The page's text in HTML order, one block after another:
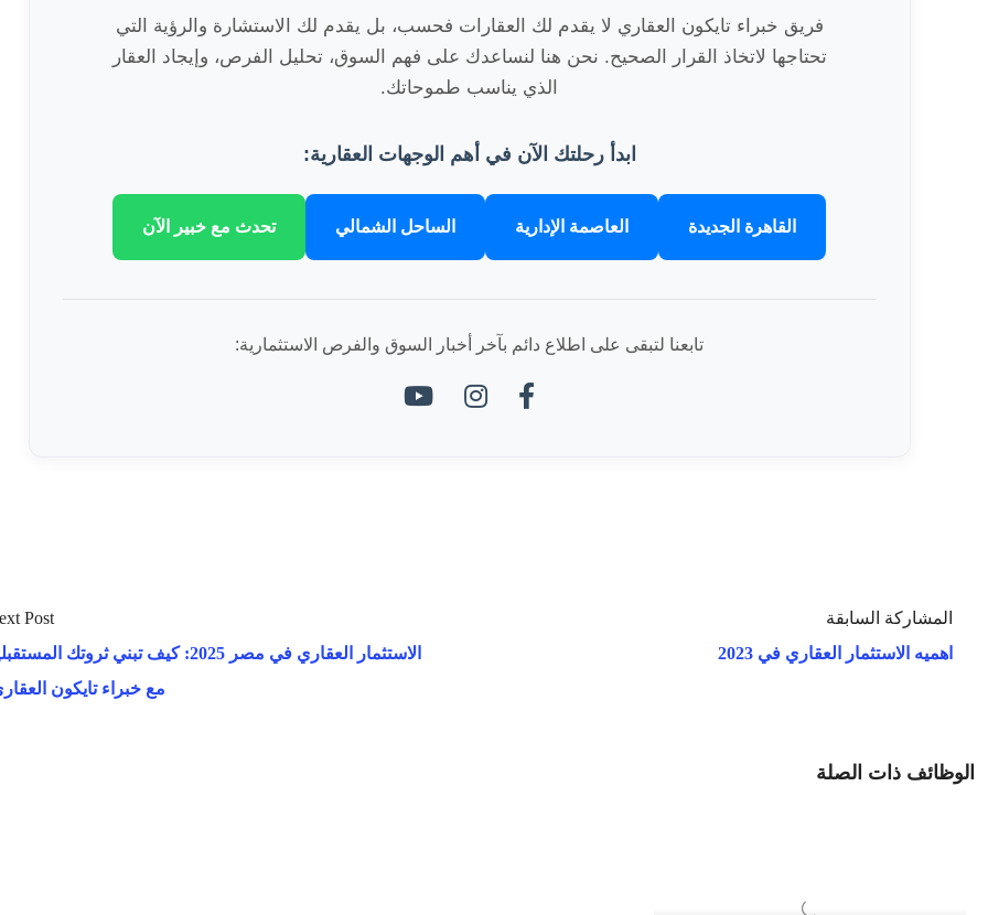
فريق خبراء تايكون العقاري لا يقدم لك العقارات فحسب، بل يقدم لك الاستشارة والرؤية التي
تحتاجها لاتخاذ القرار الصحيح. نحن هنا لنساعدك على فهم السوق، تحليل الفرص، وإيجاد العقار
الذي يناسب طموحاتك.
ابدأ رحلتك الآن في أهم الوجهات العقارية:
القاهرة الجديدة العاصمة الإدارية الساحل الشمالي تحدث مع خبير الآن
تابعنا لتبقى على اطلاع دائم بآخر أخبار السوق والفرص الاستثمارية:
المشاركة السابقة
اهميه الاستثمار العقاري في 2023
Post
الاستثمار العقاري في مصر 2025: كيف تبني ثروتك
مع خبراء تايكون
الوظائف ذات الصلة